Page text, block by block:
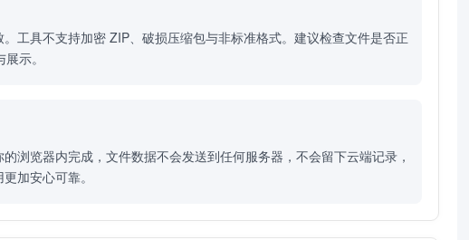
工具不支持加密 ZIP、破损压缩包与非标准格式。建议检查文件是否正
示。
浏览器内完成，文件数据不会发送到任何服务器，不会留下云端记录，
加安心可靠。